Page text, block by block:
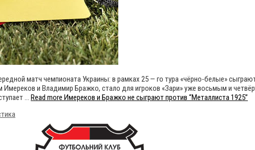
матч чемпионата Украины: в рамках 25 — го тура «чёрно-белые»
и Владимир Бражко, стало для игроков «Зари» уже восьмым и
… Read more Имереков и Бражко не сыграют против “Металлиста 1925”